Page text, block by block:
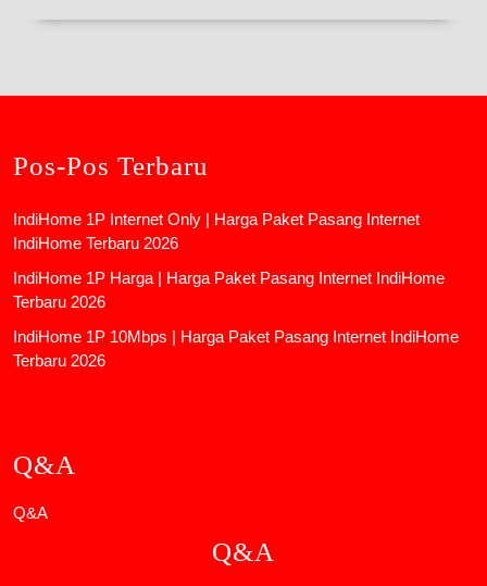
Pos-Pos Terbaru
IndiHome 1P Internet Only | Harga Paket Pasang Internet
IndiHome Terbaru 2026
IndiHome 1P Harga | Harga Paket Pasang Internet IndiHome
Terbaru 2026
IndiHome 1P 10Mbps | Harga Paket Pasang Internet IndiHome
Terbaru 2026
Q&A
Q&A
Q&A